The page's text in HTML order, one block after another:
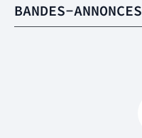
BANDES-ANNONCES